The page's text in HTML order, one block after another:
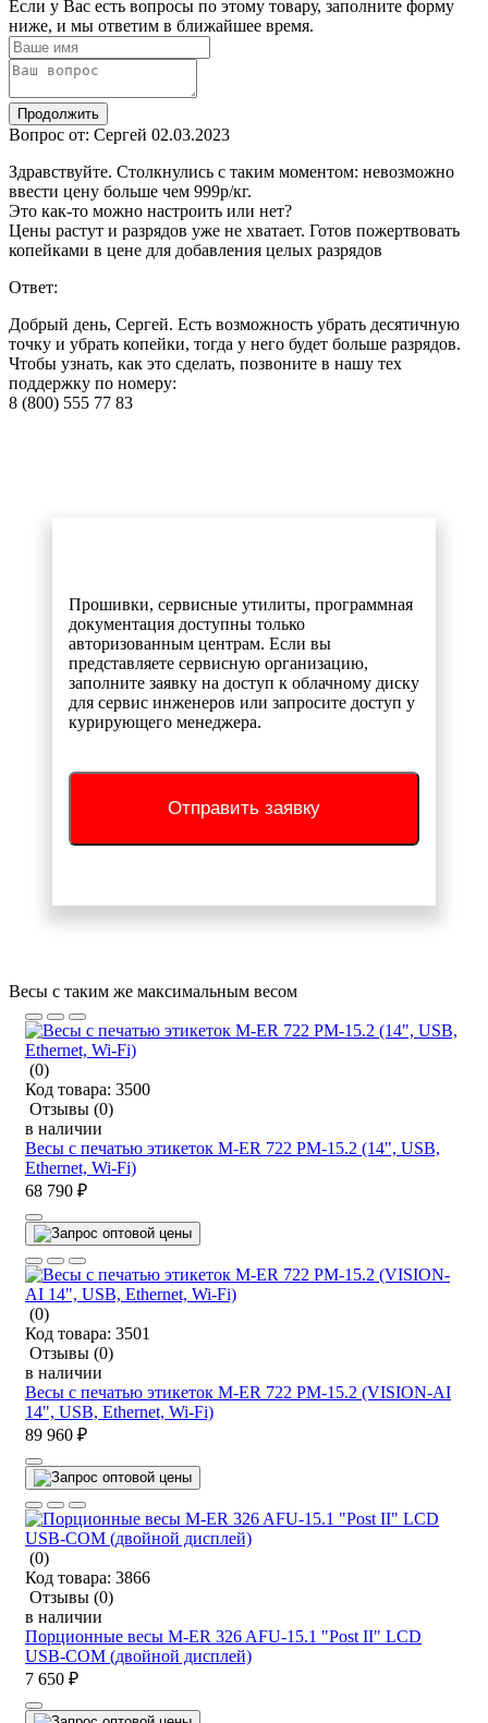
Если у Вас есть вопросы по этому товару, заполните форму
ниже, и мы ответим в ближайшее время.
Продолжить
Вопрос от: Сергей 02.03.2023
Здравствуйте. Столкнулись с таким моментом: невозможно
ввести цену больше чем 999р/кг.
Это как-то можно настроить или нет?
Цены растут и разрядов уже не хватает. Готов пожертвовать
копейками в цене для добавления целых разрядов
Ответ:
Добрый день, Сергей. Есть возможность убрать десятичную
точку и убрать копейки, тогда у него будет больше разрядов.
Чтобы узнать, как это сделать, позвоните в нашу тех
поддержку по номеру:
8 (800) 555 77 83
Прошивки, сервисные утилиты, программная
документация доступны только
авторизованным центрам. Если вы
представляете сервисную организацию,
заполните заявку на доступ к облачному диску
для сервис инженеров или запросите доступ у
курирующего менеджера.
Отправить заявку
Весы с таким же максимальным весом
(0)
Код товара: 3500
Отзывы (0)
в наличии
Весы с печатью этикеток M-ER 722 PM-15.2 (14", USB,
Ethernet, Wi-Fi)
68 790 ₽
(0)
Код товара: 3501
Отзывы (0)
в наличии
Весы с печатью этикеток M-ER 722 PM-15.2 (VISION-AI
14", USB, Ethernet, Wi-Fi)
89 960 ₽
(0)
Код товара: 3866
Отзывы (0)
в наличии
Порционные весы M-ER 326 AFU-15.1 "Post II" LCD
USB-COM (двойной дисплей)
7 650 ₽